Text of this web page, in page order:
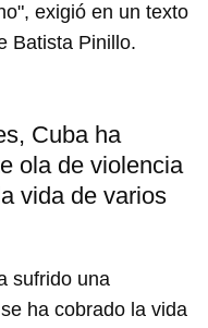
exigió en un texto
Batista Pinillo.
Cuba ha
ola de violencia
vida de varios
sufrido una
ha cobrado la vida